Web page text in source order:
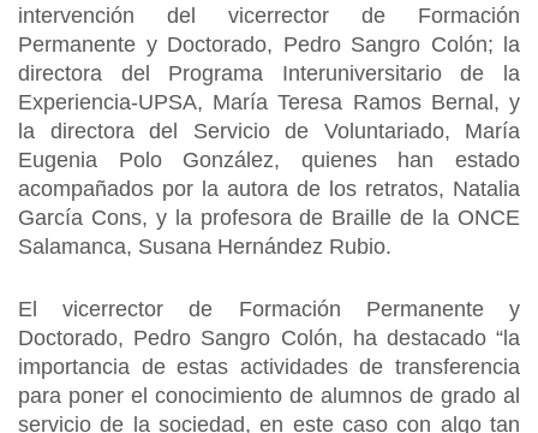
intervención del vicerrector de Formación
Permanente y Doctorado, Pedro Sangro Colón; la
directora del Programa Interuniversitario de la
Experiencia-UPSA, María Teresa Ramos Bernal, y
la directora del Servicio de Voluntariado, María
Eugenia Polo González, quienes han estado
acompañados por la autora de los retratos, Natalia
García Cons, y la profesora de Braille de la ONCE
Salamanca, Susana Hernández Rubio.
El vicerrector de Formación Permanente y
Doctorado, Pedro Sangro Colón, ha destacado “la
importancia de estas actividades de transferencia
para poner el conocimiento de alumnos de grado al
servicio de la sociedad, en este caso con algo tan